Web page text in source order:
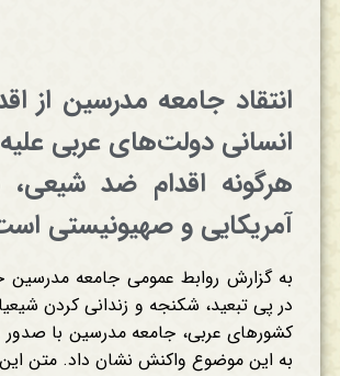
انتقاد جامعه مدرسین از
انسانی دولت‌های عربی
هرگونه اقدام ضد شیعی،
آمریکایی و صهیونیستی
به گزارش روابط عمومی جامعه مدرسین
در پی تبعید، شکنجه و زندانی کردن
کشورهای عربی، جامعه مدرسین با صدور
به این موضوع واکنش نشان داد. متن این